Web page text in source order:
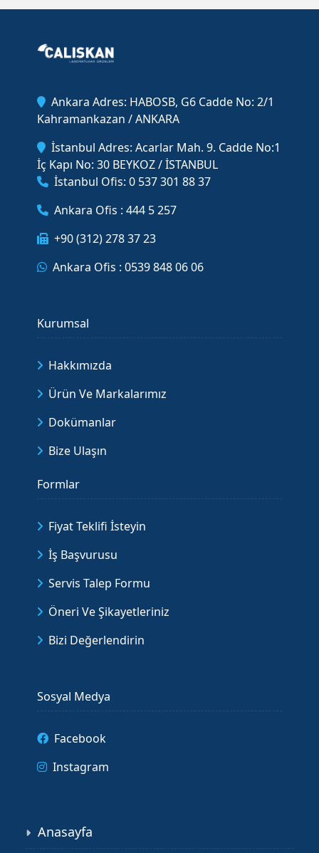
Ankara Adres: HABOSB, G6 Cadde No: 2/1
Kahramankazan / ANKARA
İstanbul Adres: Acarlar Mah. 9. Cadde No:1
İç Kapı No: 30 BEYKOZ / İSTANBUL
İstanbul Ofis: 0 537 301 88 37
Ankara Ofis : 444 5 257
+90 (312) 278 37 23
Ankara Ofis : 0539 848 06 06
Kurumsal
Hakkımızda
Ürün Ve Markalarımız
Dokümanlar
Bize Ulaşın
Formlar
Fiyat Teklifi İsteyin
İş Başvurusu
Servis Talep Formu
Öneri Ve Şikayetleriniz
Bizi Değerlendirin
Sosyal Medya
Facebook
Instagram
Anasayfa